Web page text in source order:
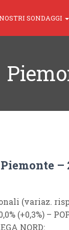
SONDAGGI
–
(variaz.
(+0,3%) –
NORD: